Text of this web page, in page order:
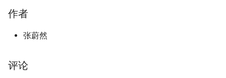
作者
张蔚然
评论